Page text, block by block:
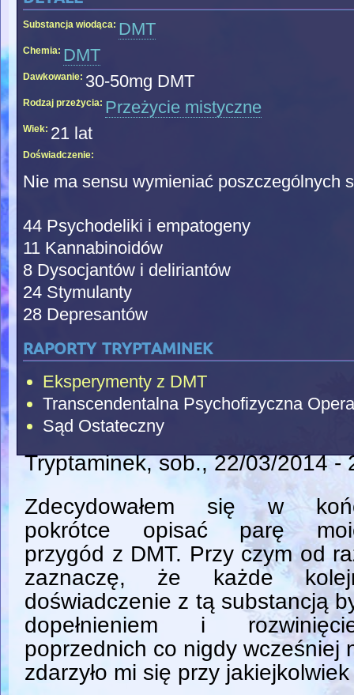
Substancja wiodąca: DMT
Chemia: DMT
Dawkowanie: 30-50mg DMT
Rodzaj przeżycia: Przeżycie mistyczne
Wiek: 21 lat
Doświadczenie:
Nie ma sensu wymieniać poszczególnych
44 Psychodeliki i empatogeny
11 Kannabinoidów
8 Dysocjantów i deliriantów
24 Stymulanty
28 Depresantów
raporty tryptaminek
Eksperymenty z DMT
Transcendentalna Psychofizyczna
Sąd Ostateczny
Tryptaminek, sob., 22/03/2014 -
Zdecydowałem się w
pokrótce opisać parę
przygód z DMT. Przy czym od
zaznaczę, że każde
doświadczenie z tą substancją
dopełnieniem i
poprzednich co nigdy wcześniej
zdarzyło mi się przy